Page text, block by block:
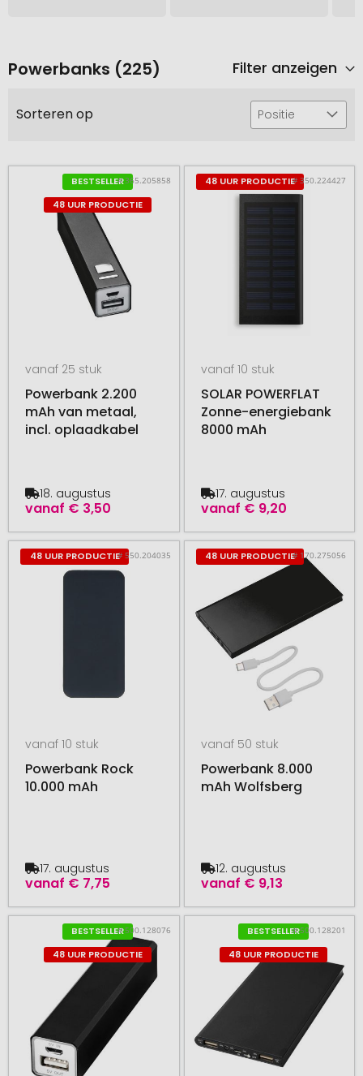
Powerbanks (225) Filter anzeigen
Sorteren op Positie
BESTSELLER
48 UUR PRODUCTIE
# 365.205858
vanaf 25 stuk
Powerbank 2.200
mAh van metaal,
incl. oplaadkabel
vanaf € 3,50
18. augustus
48 UUR PRODUCTIE# 350.224427
vanaf 10 stuk
SOLAR POWERFLAT
Zonne-energiebank
8000 mAh
vanaf € 9,20
17. augustus
48 UUR PRODUCTIE# 550.204035
vanaf 10 stuk
Powerbank Rock
10.000 mAh
vanaf € 7,75
17. augustus
48 UUR PRODUCTIE# 170.275056
vanaf 50 stuk
Powerbank 8.000
mAh Wolfsberg
vanaf € 9,13
12. augustus
BESTSELLER
48 UUR PRODUCTIE
# 500.128076
BESTSELLER
48 UUR PRODUCTIE
# 500.128201